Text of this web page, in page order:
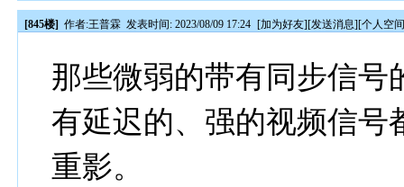
[845楼] 作者:王普霖 发表时间: 2023/08/09 17:24 [加为好友][发送消息][个人空
那些微弱的带有同步信号
有延迟的、强的视频信号
重影。